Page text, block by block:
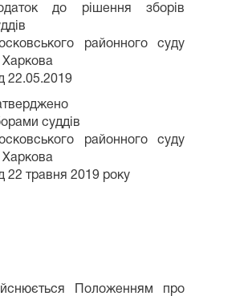
до рішення зборів
районного суду
Харкова
22.05.2019
суддів
районного суду
Харкова
22 травня 2019 року
Положенням про